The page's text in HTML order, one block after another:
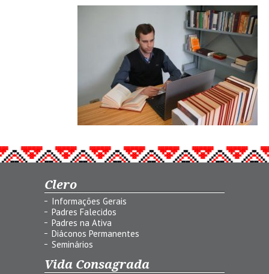
Clero
Informações Gerais
Padres Falecidos
Padres na Ativa
Diáconos Permanentes
Seminários
Vida Consagrada